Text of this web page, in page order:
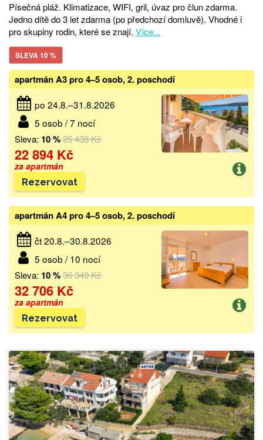
Písečná pláž. Klimatizace, WIFI, gril, úvaz pro člun zdarma.
Jedno dítě do 3 let zdarma (po předchozí domluvě). Vhodné i
pro skupiny rodin, které se znají. Více...
SLEVA 10 %
apartmán A3 pro 4–5 osob, 2. poschodí
po 24.8.–31.8.2026
5 osob / 7 nocí
Sleva: 10 %25 438 Kč
22 894 Kč
za apartmán
Rezervovat
apartmán A4 pro 4–5 osob, 2. poschodí
čt 20.8.–30.8.2026
5 osob / 10 nocí
Sleva: 10 %36 340 Kč
32 706 Kč
za apartmán
Rezervovat